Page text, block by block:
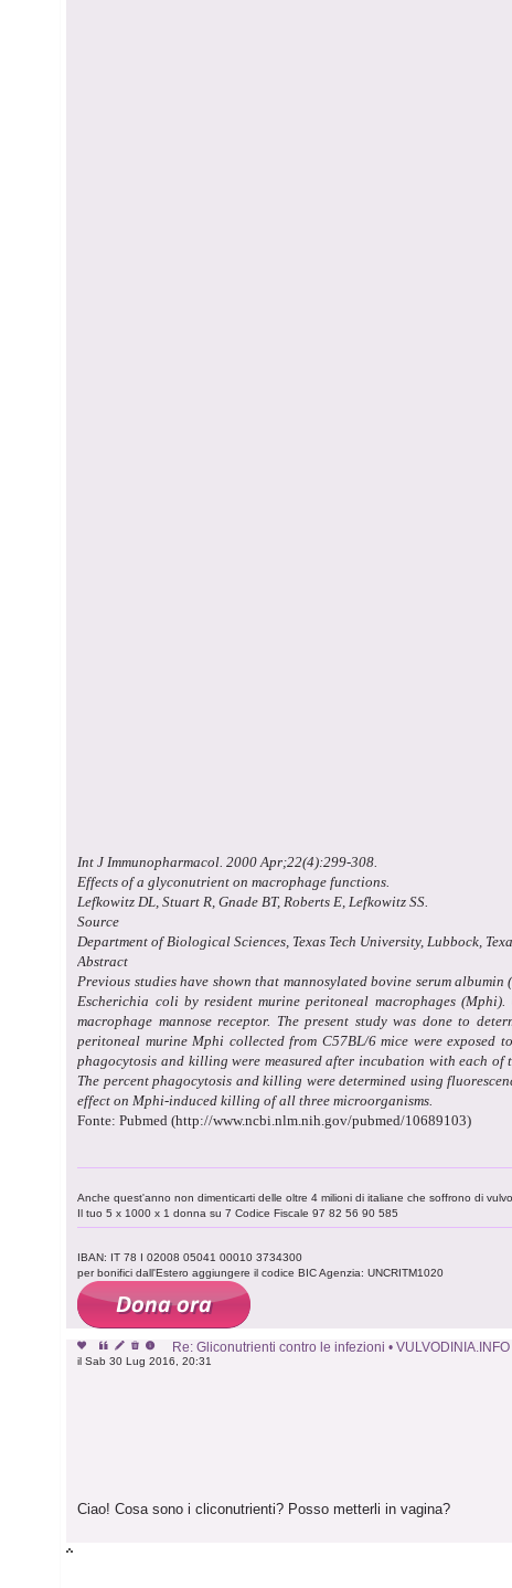
Int J Immunopharmacol. 2000 Apr;22(4):299-308.
Effects of a glyconutrient on macrophage functions.
Lefkowitz DL, Stuart R, Gnade BT, Roberts E, Lefkowitz SS.
Source
Department of Biological Sciences, Texas Tech University, Lubbock,
Abstract
Previous studies have shown that mannosylated bovine serum
Escherichia coli by resident murine peritoneal macrophages
macrophage mannose receptor. The present study was done to
peritoneal murine Mphi collected from C57BL/6 mice were exposed
phagocytosis and killing were measured after incubation with each
The percent phagocytosis and killing were determined using
effect on Mphi-induced killing of all three microorganisms.
Fonte: Pubmed (http://www.ncbi.nlm.nih.gov/pubmed/10689103)
Anche quest'anno non dimenticarti delle oltre 4 milioni di italiane che soffrono di
Il tuo 5 x 1000 x 1 donna su 7 Codice Fiscale 97 82 56 90 585
IBAN: IT 78 I 02008 05041 00010 3734300
per bonifici dall'Estero aggiungere il codice BIC Agenzia: UNCRITM1020
Re: Gliconutrienti contro le infezioni • VULVODINIA.INFO
il Sab 30 Lug 2016, 20:31
Ciao! Cosa sono i cliconutrienti? Posso metterli in vagina?